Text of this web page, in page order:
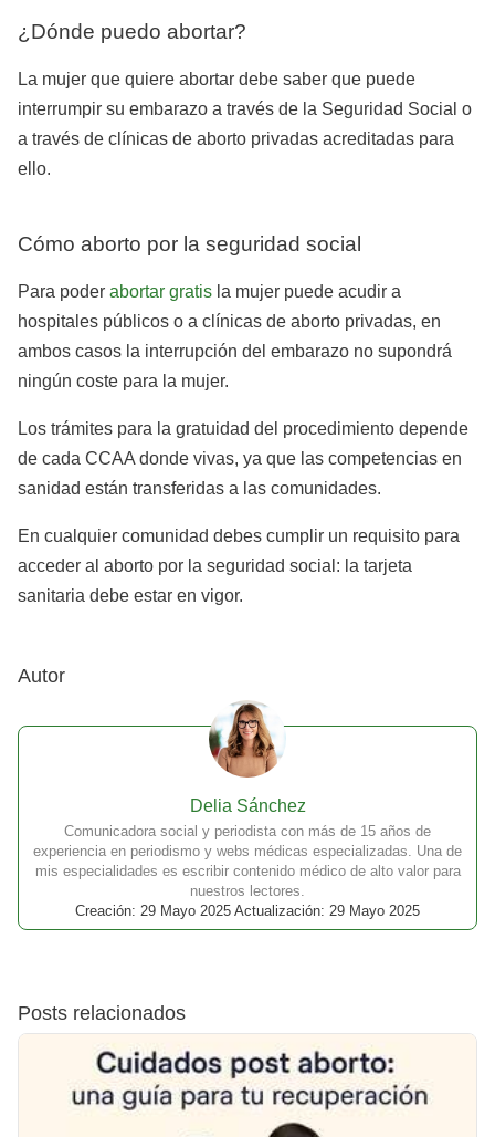
¿Dónde puedo abortar?
La mujer que quiere abortar debe saber que puede
interrumpir su embarazo a través de la Seguridad Social o
a través de clínicas de aborto privadas acreditadas para
ello.
Cómo aborto por la seguridad social
Para poder abortar gratis la mujer puede acudir a
hospitales públicos o a clínicas de aborto privadas, en
ambos casos la interrupción del embarazo no supondrá
ningún coste para la mujer.
Los trámites para la gratuidad del procedimiento depende
de cada CCAA donde vivas, ya que las competencias en
sanidad están transferidas a las comunidades.
En cualquier comunidad debes cumplir un requisito para
acceder al aborto por la seguridad social: la tarjeta
sanitaria debe estar en vigor.
Autor
Delia Sánchez
Comunicadora social y periodista con más de 15 años de
experiencia en periodismo y webs médicas especializadas. Una de
mis especialidades es escribir contenido médico de alto valor para
nuestros lectores.
Creación: 29 Mayo 2025 Actualización: 29 Mayo 2025
Posts relacionados